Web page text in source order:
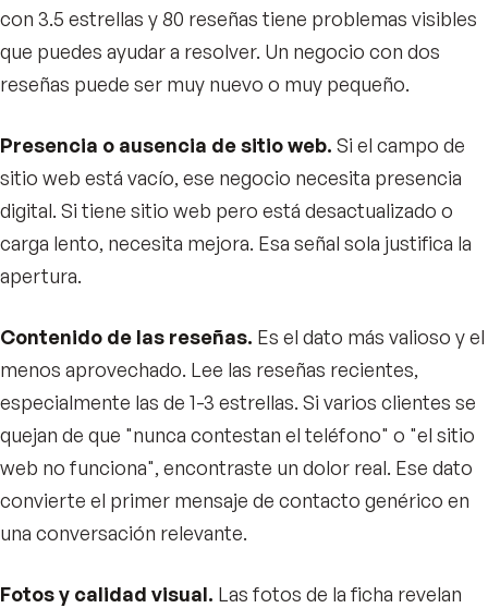
con 3.5 estrellas y 80 reseñas tiene problemas visibles
que puedes ayudar a resolver. Un negocio con dos
reseñas puede ser muy nuevo o muy pequeño.
Presencia o ausencia de sitio web. Si el campo de
sitio web está vacío, ese negocio necesita presencia
digital. Si tiene sitio web pero está desactualizado o
carga lento, necesita mejora. Esa señal sola justifica la
apertura.
Contenido de las reseñas. Es el dato más valioso y el
menos aprovechado. Lee las reseñas recientes,
especialmente las de 1-3 estrellas. Si varios clientes se
quejan de que "nunca contestan el teléfono" o "el sitio
web no funciona", encontraste un dolor real. Ese dato
convierte el primer mensaje de contacto genérico en
una conversación relevante.
Fotos y calidad visual. Las fotos de la ficha revelan